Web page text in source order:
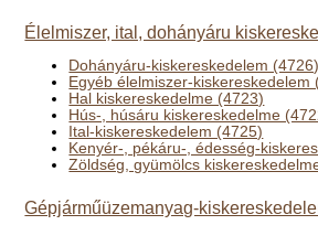
Élelmiszer, ital, dohányáru
Dohányáru-kiskereskedelem (4726)
Egyéb élelmiszer-kiskereskedelem
Hal kiskereskedelme (4723)
Hús-, húsáru kiskereskedelme
Ital-kiskereskedelem (4725)
Kenyér-, pékáru-, édesség-
Zöldség, gyümölcs
Gépjárműüzemanyag-